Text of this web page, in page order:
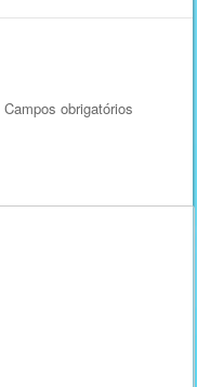
Campos obrigatórios